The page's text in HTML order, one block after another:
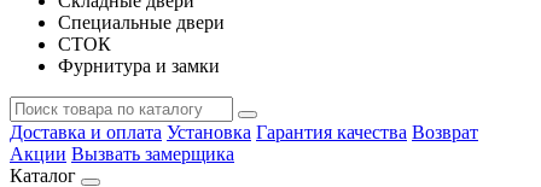
Специальные двери
СТОК
Фурнитура и замки
Доставка и оплата Установка Гарантия качества Возврат
Акции Вызвать замерщика
Каталог